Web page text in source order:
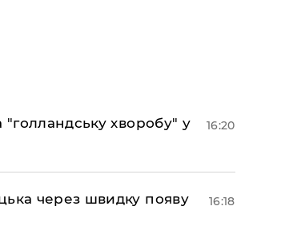
"голландську хворобу" у
16:20
через швидку появу
16:18